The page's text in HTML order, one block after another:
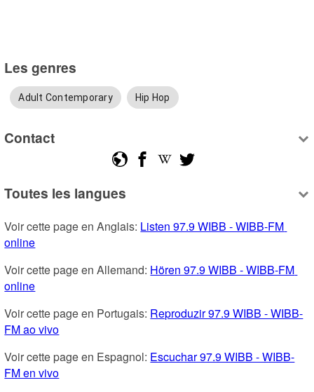
Les genres
Adult Contemporary Hip Hop
Contact
Toutes les langues
Voir cette page en Anglais: Listen 97.9 WIBB - WIBB-FM
online
Voir cette page en Allemand: Hören 97.9 WIBB - WIBB-FM
online
Voir cette page en Portugais: Reproduzir 97.9 WIBB - WIBB-
FM ao vivo
Voir cette page en Espagnol: Escuchar 97.9 WIBB - WIBB-
FM en vivo